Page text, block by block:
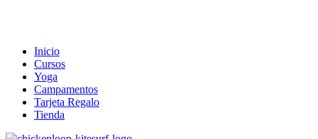
Inicio
Cursos
Yoga
Campamentos
Tarjeta Regalo
Tienda